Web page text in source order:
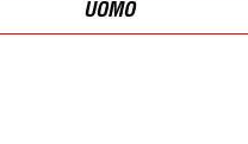
UOMO